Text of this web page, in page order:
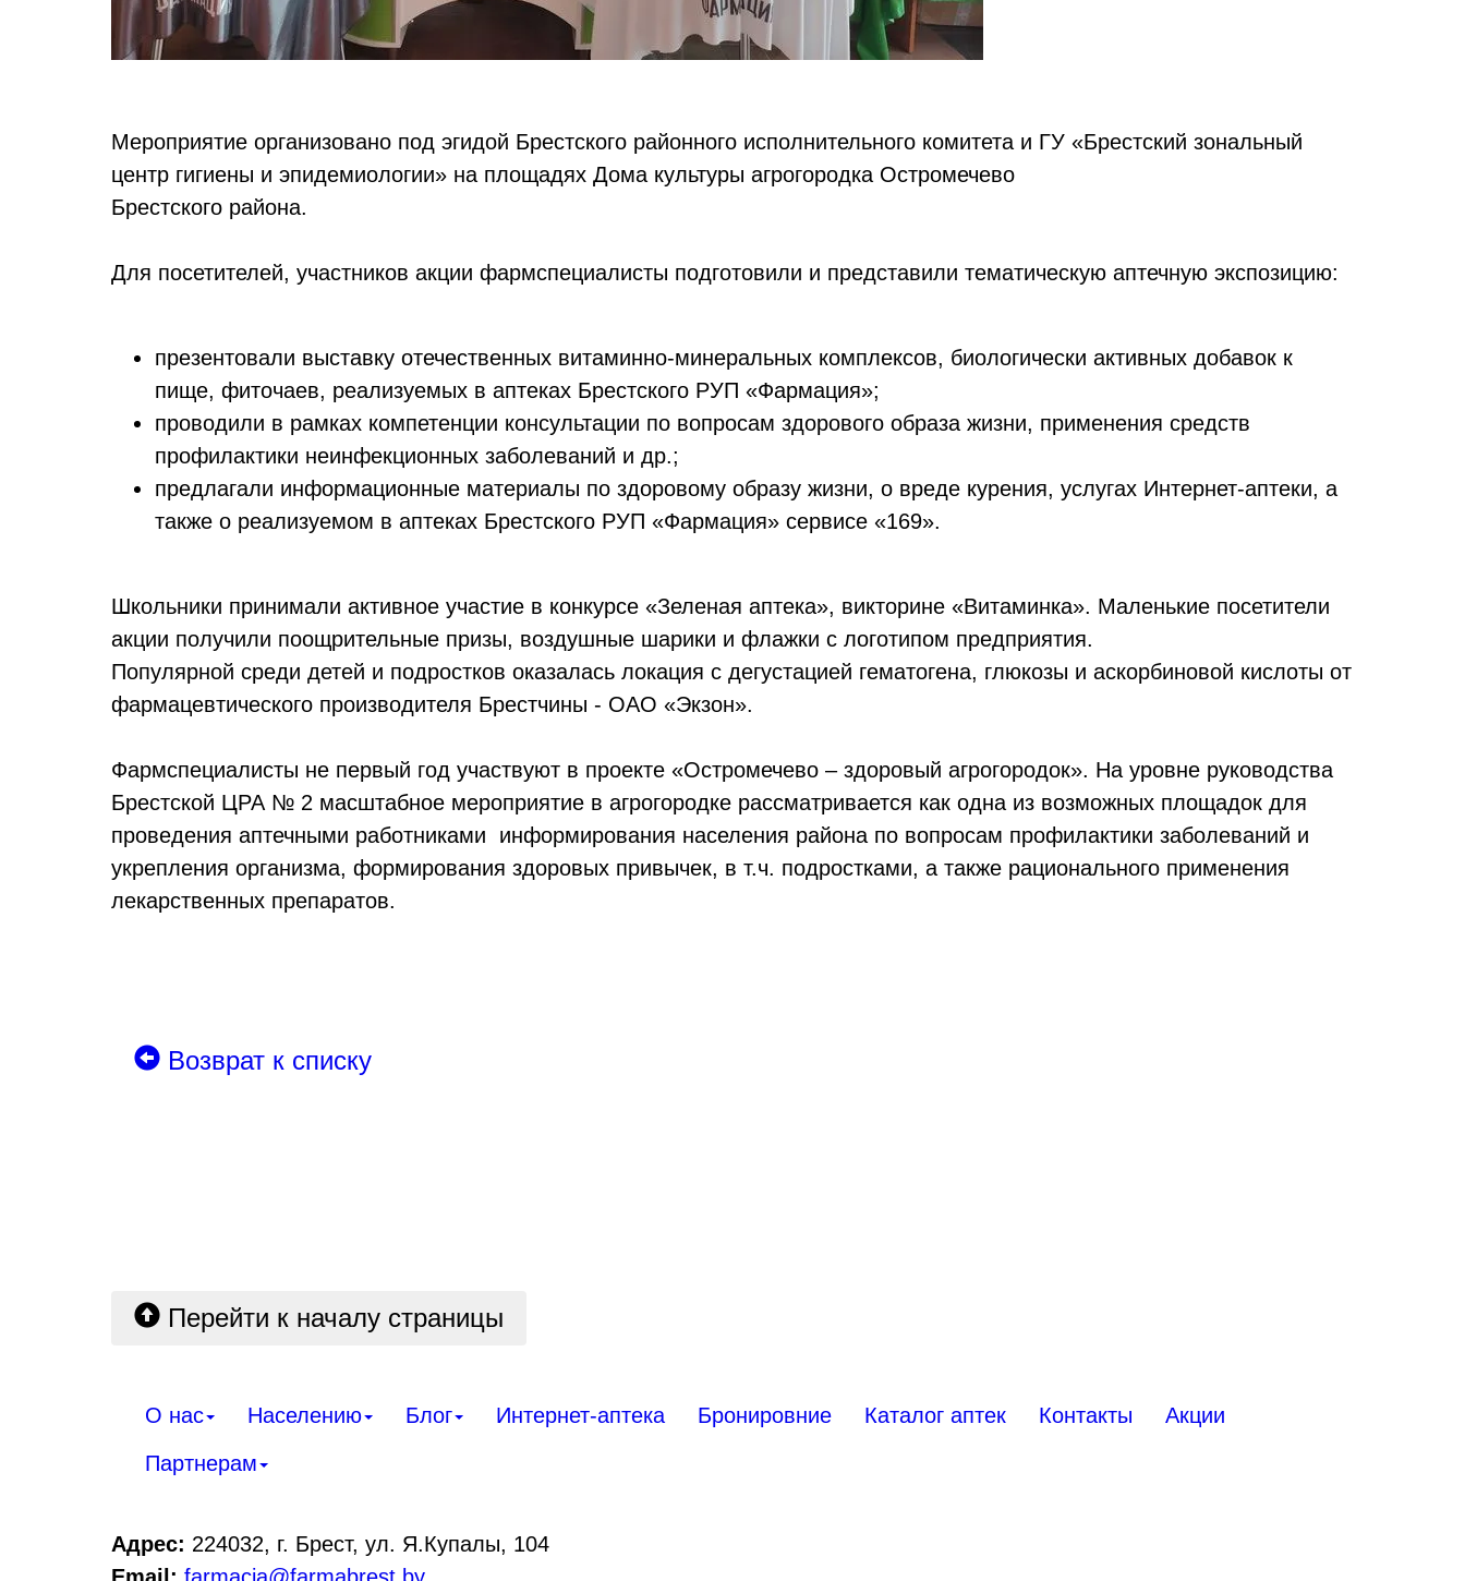
Мероприятие организовано под эгидой Брестского районного исполнительного комитета и ГУ «Брестский зональный
центр гигиены и эпидемиологии» на площадях Дома культуры агрогородка Остромечево
Брестского района.
Для посетителей, участников акции фармспециалисты подготовили и представили тематическую аптечную экспозицию:
презентовали выставку отечественных витаминно-минеральных комплексов, биологически активных добавок к
пище, фиточаев, реализуемых в аптеках Брестского РУП «Фармация»;
проводили в рамках компетенции консультации по вопросам здорового образа жизни, применения средств
профилактики неинфекционных заболеваний и др.;
предлагали информационные материалы по здоровому образу жизни, о вреде курения, услугах Интернет-аптеки, а
также о реализуемом в аптеках Брестского РУП «Фармация» сервисе «169».
Школьники принимали активное участие в конкурсе «Зеленая аптека», викторине «Витаминка». Маленькие посетители
акции получили поощрительные призы, воздушные шарики и флажки с логотипом предприятия.
Популярной среди детей и подростков оказалась локация с дегустацией гематогена, глюкозы и аскорбиновой кислоты от
фармацевтического производителя Брестчины - ОАО «Экзон».
Фармспециалисты не первый год участвуют в проекте «Остромечево – здоровый агрогородок». На уровне руководства
Брестской ЦРА № 2 масштабное мероприятие в агрогородке рассматривается как одна из возможных площадок для
проведения аптечными работниками информирования населения района по вопросам профилактики заболеваний и
укрепления организма, формирования здоровых привычек, в т.ч. подростками, а также рационального применения
лекарственных препаратов.
Возврат к списку
Перейти к началу страницы
О нас Населению Блог Интернет-аптека Бронировние Каталог аптек Контакты
Акции
Партнерам
Адрес: 224032, г. Брест, ул. Я.Купалы, 104